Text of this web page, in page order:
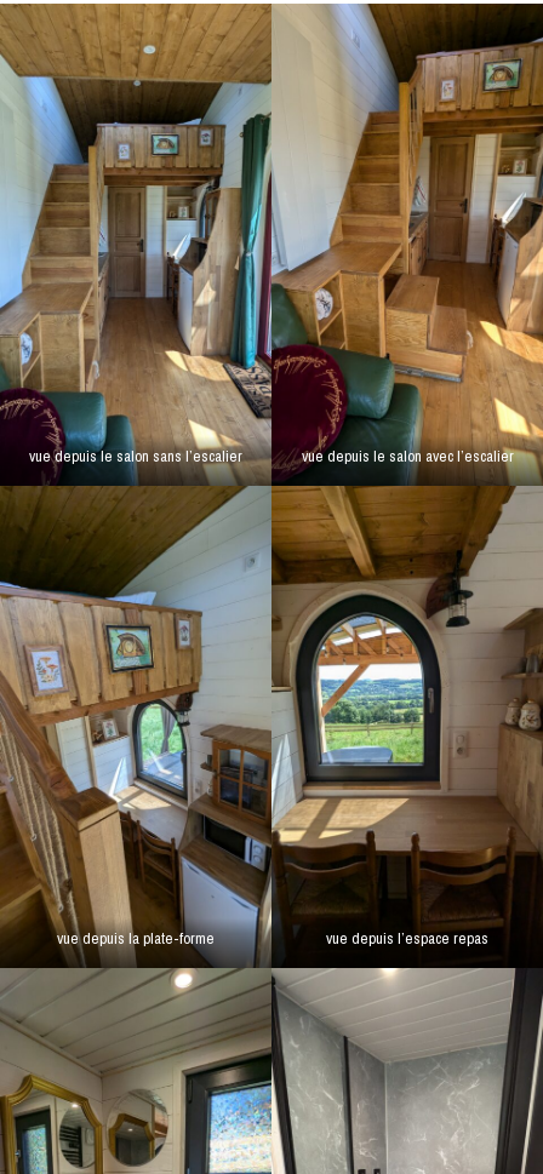
vue depuis le salon sans l’escalier vue depuis le salon avec l’escalier
vue depuis la plate-forme vue depuis l’espace repas